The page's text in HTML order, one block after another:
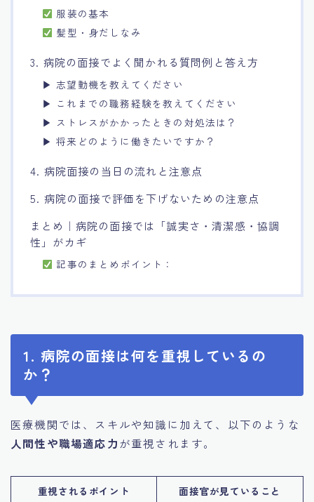
服装の基本
髪型・身だしなみ
3. 病院の面接でよく聞かれる質問例と答え方
▶ 志望動機を教えてください
▶ これまでの職務経験を教えてください
▶ ストレスがかかったときの対処法は？
▶ 将来どのように働きたいですか？
4. 病院面接の当日の流れと注意点
5. 病院の面接で評価を下げないための注意点
まとめ｜病院の面接では「誠実さ・清潔感・協調
性」がカギ
記事のまとめポイント：
1. 病院の面接は何を重視しているの
か？
医療機関では、スキルや知識に加えて、以下のような
人間性や職場適応力が重視されます。
重視されるポイント 面接官が見ていること